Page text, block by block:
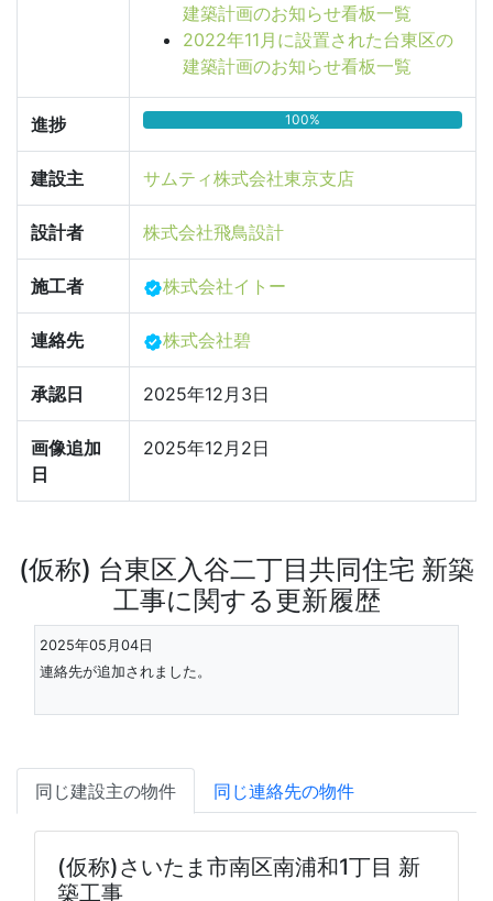
建築計画のお知らせ看板一覧
2022年11月に設置された台東区の
建築計画のお知らせ看板一覧
進捗 100%
建設主 サムティ株式会社東京支店
設計者 株式会社飛鳥設計
施工者 株式会社イトー
連絡先 株式会社碧
承認日 2025年12月3日
画像追加
日
2025年12月2日
(仮称) 台東区入谷二丁目共同住宅 新築
工事に関する更新履歴
2025年05月04日
連絡先が追加されました。
同じ建設主の物件 同じ連絡先の物件
(仮称)さいたま市南区南浦和1丁目 新
築工事